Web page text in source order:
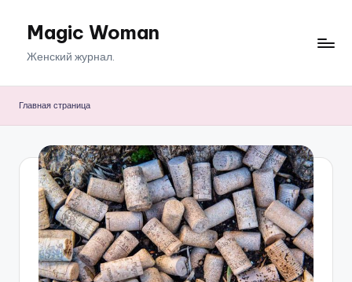
ПерейтиMagic Woman
Женский журнал.
Главная страница